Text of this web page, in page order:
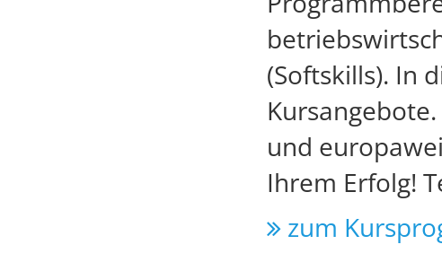
(Softskills). In
und
Ihrem Erfolg!
zum